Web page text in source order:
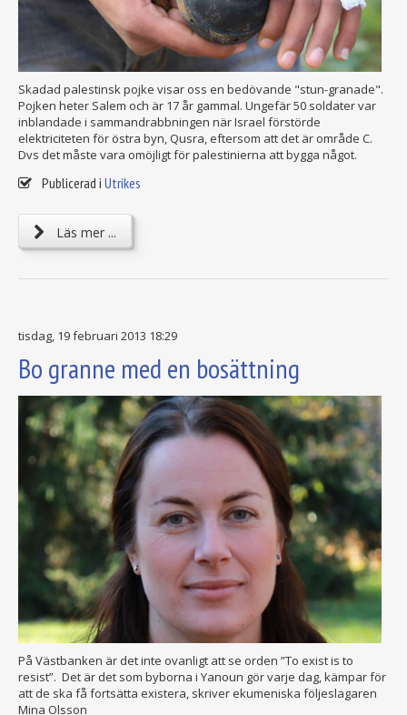
Skadad palestinsk pojke visar oss en bedövande "stun-granade".
Pojken heter Salem och är 17 år gammal. Ungefär 50 soldater var
inblandade i sammandrabbningen när Israel förstörde
elektriciteten för östra byn, Qusra, eftersom att det är område C.
Dvs det måste vara omöjligt för palestinierna att bygga något.
Publicerad i Utrikes
Läs mer ...
tisdag, 19 februari 2013 18:29
Bo granne med en bosättning
På Västbanken är det inte ovanligt att se orden ”To exist is to
resist”. Det är det som byborna i Yanoun gör varje dag, kämpar för
att de ska få fortsätta existera, skriver ekumeniska följeslagaren
Mina Olsson